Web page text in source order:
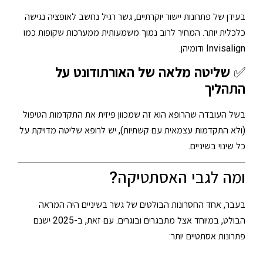
בעידן של פתרונות יישור יוקרתיים, גשר רגיל נחשב לאופציה נגישה
כלכלית יותר. המחיר לרוב נמוך משמעותית ממערכות שקופות כמו
Invisalign ודומיהן.
✅ שליטה מלאה של האורתודונט על
התהליך
בשל העובדה שהרופא הוא זה שמכוון פיזית את התקדמות הטיפול
(ולא התקדמות עצמאית עם קשתיות), יש לרופא שליטה מדויקת על
כל שינוי בשיניים.
ומה לגבי האסתטיקה?
בעבר, אחד החסרונות הבולטים של גשר בשיניים היה המראה
הבולט, במיוחד אצל מתבגרים ובוגרים. עם זאת, ב-2025 ישנם
פתרונות אסתטיים יותר: